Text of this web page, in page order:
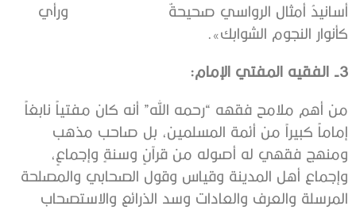
أسانيدُ أمثال الرواسي صحيحةٌ ورأي
كأنوار النجوم الشوابك».
3- الفقيه المفتي الإمام:
من أهم ملامح فقهه “رحمه الله” أنه كان مفتياً نابغاً
إماماً كبيراً من أئمة المسلمين، بل صاحب مذهب
ومنهج فقهي له أصوله من قرآنٍ وسنةٍ وإجماعٍ،
وإجماع أهل المدينة وقياس وقول الصحابي والمصلحة
المرسلة والعرف والعادات وسد الذرائع والاستصحاب